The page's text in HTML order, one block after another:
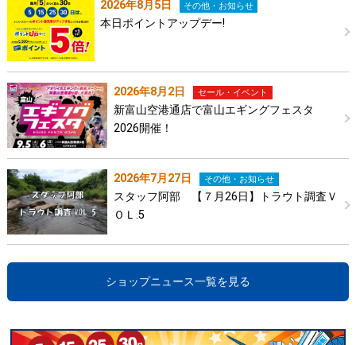
2026年8月5日 その他・お知らせ
本日ポイントアップデー!
2026年8月2日 セール・イベント
新富山空港通店で富山エギングフェスタ
2026開催！
2026年7月27日 その他・お知らせ
スタッフ阿部 【７月26日】トラウト調査Ｖ
ＯＬ.5
ショップニュース一覧を見る